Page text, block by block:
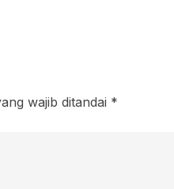
wajib ditandai *